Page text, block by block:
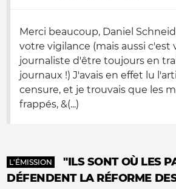
Merci beaucoup, Daniel
votre vigilance (mais aussi
journaliste d'être toujours en
journaux !) J'avais en effet lu
censure, et je trouvais que les
frappés, &(...)
L'ÉMISSION
"ILS SONT OÙ LES
DÉFENDENT LA RÉFORME